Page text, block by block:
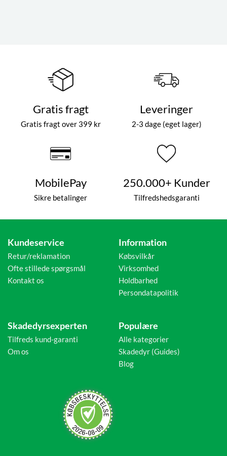
Gratis fragt
Gratis fragt over 399 kr
Leveringer
2-3 dage (eget lager)
MobilePay
Sikre betalinger
250.000+ Kunder
Tilfredshedsgaranti
Kundeservice
Retur/reklamation
Ofte stillede spørgsmål
Kontakt os
Information
Købsvilkår
Virksomhed
Holdbarhed
Persondatapolitik
Skadedyrsexperten
Tilfreds kund-garanti
Om os
Populære
Alle kategorier
Skadedyr (Guides)
Blog